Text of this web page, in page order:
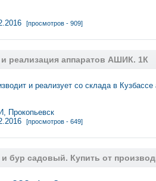
[просмотров - 909]
реализация аппаратов АШИК. 1К
и реализует со склада в
[просмотров - 649]
бур садовый. Купить от